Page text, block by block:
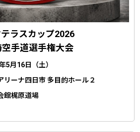
ラスカップ2026
空手道選手権大会
5月16日（土）
リーナ四日市 多目的ホール２
館梶原道場